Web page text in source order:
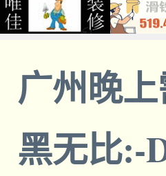
广州晚
黑无比:-